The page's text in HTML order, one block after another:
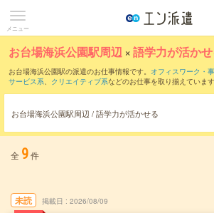
メニュー
お台場海浜公園駅周辺 ×語学力が活か
お台場海浜公園駅の派遣のお仕事情報です。 オフィスワーク・
サービス系、 クリエイティブ系などのお仕事を取り揃えていま
お台場海浜公園駅周辺 / 語学力が活かせる
全 9件
未読 掲載日 2026/08/09